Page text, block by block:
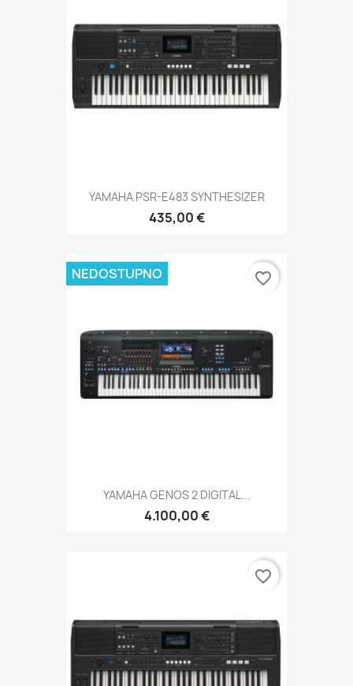
YAMAHA PSR-E483 SYNTHESIZER
435,00 €
YAMAHA GENOS 2 DIGITAL...
4.100,00 €
NEDOSTUPNO favorite_border
favorite_border